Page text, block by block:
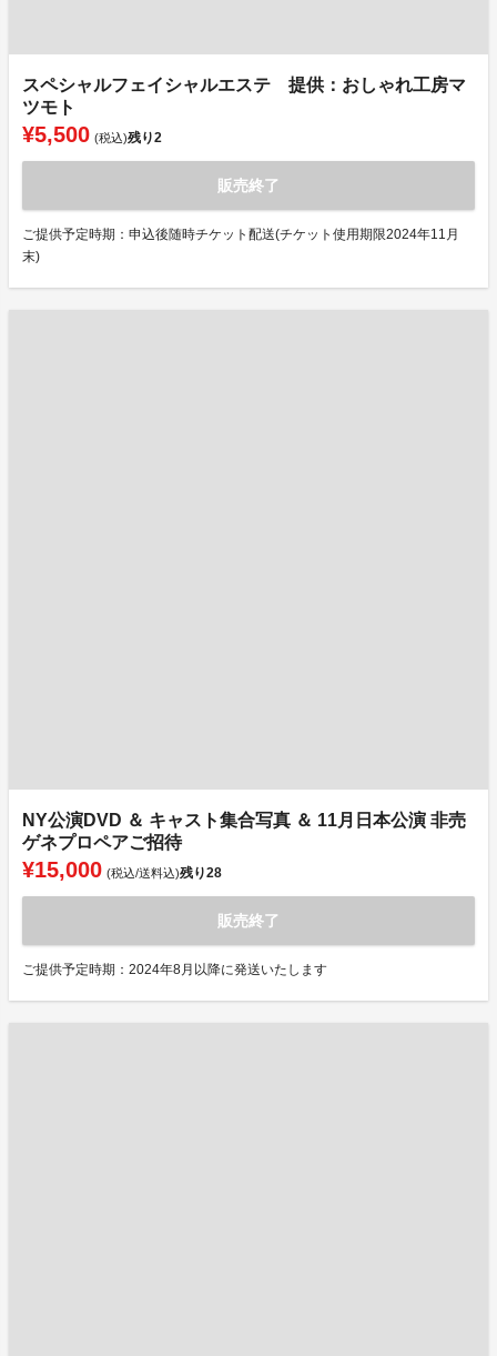
スペシャルフェイシャルエステ 提供：おしゃれ工房マ
ツモト
¥5,500 (税込)残り2
販売終了
ご提供予定時期：申込後随時チケット配送(チケット使用期限2024年11月
末)
NY公演DVD ＆ キャスト集合写真 ＆ 11月日本公演 非売
ゲネプロペアご招待
¥15,000 (税込/送料込)残り28
販売終了
ご提供予定時期：2024年8月以降に発送いたします